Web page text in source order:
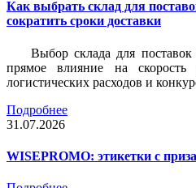
Как выбрать склад для
сократить сроки доставки
Выбор склада для
прямое влияние на скорость
логистических расходов и
Подробнее
31.07.2026
WISEPROMO: этикетки с